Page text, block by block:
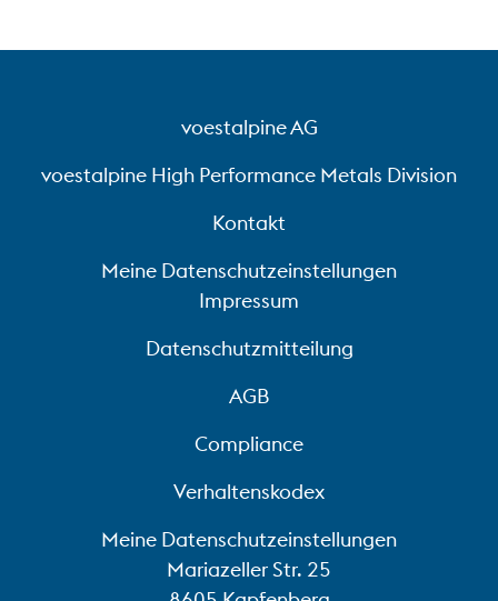
voestalpine AG
voestalpine High Performance Metals Division
Kontakt
Meine Datenschutzeinstellungen
Impressum
Datenschutzmitteilung
AGB
Compliance
Verhaltenskodex
Meine Datenschutzeinstellungen
Mariazeller Str. 25